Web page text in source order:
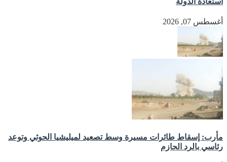
أغسطس 07, 2026
مأرب: إسقاط طائرات مسيرة وسط تصعيد لميليشيا الحوثي وتوعد
رئاسي بالرد الحازم